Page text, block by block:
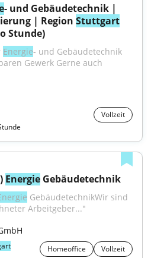
- und Gebäudetechnik |
| Region Stuttgart
Stunde)
Energie- und Gebäudetechnik
Gewerk Gerne auch
Vollzeit
Energie Gebäudetechnik
GebäudetechnikWir sind
Arbeitgeber..."
Homeoffice
Vollzeit